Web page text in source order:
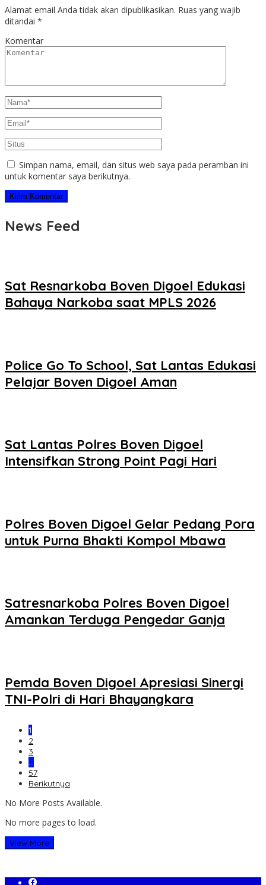
Alamat email Anda tidak akan dipublikasikan. Ruas yang wajib
ditandai *
Komentar
Simpan nama, email, dan situs web saya pada peramban ini
untuk komentar saya berikutnya.
News Feed
Sat Resnarkoba Boven Digoel Edukasi
Bahaya Narkoba saat MPLS 2026
Police Go To School, Sat Lantas Edukasi
Pelajar Boven Digoel Aman
Sat Lantas Polres Boven Digoel
Intensifkan Strong Point Pagi Hari
Polres Boven Digoel Gelar Pedang Pora
untuk Purna Bhakti Kompol Mbawa
Satresnarkoba Polres Boven Digoel
Amankan Terduga Pengedar Ganja
Pemda Boven Digoel Apresiasi Sinergi
TNI-Polri di Hari Bhayangkara
1
2
3
…
57
Berikutnya
No More Posts Available.
No more pages to load.
View More